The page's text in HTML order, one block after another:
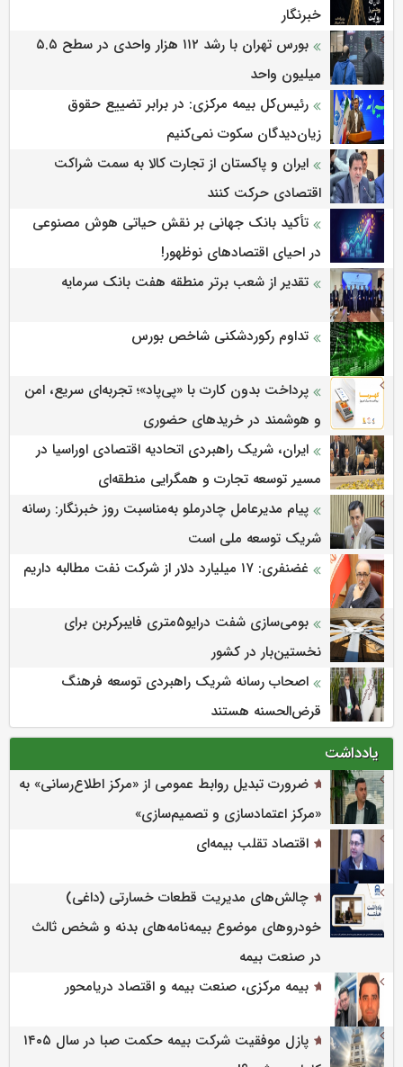
خبرنگار
بورس تهران با رشد ۱۱۲ هزار واحدی در سطح ۵.۵
میلیون واحد
رئیس‌کل بیمه مرکزی: در برابر تضییع حقوق
زیان‌دیدگان سکوت نمی‌کنیم
ایران و پاکستان از تجارت کالا به سمت شراکت
اقتصادی حرکت کنند
تأکید بانک جهانی بر نقش حیاتی هوش مصنوعی
در احیای اقتصادهای نوظهور!
تقدیر از شعب برتر منطقه هفت بانک سرمایه
تداوم رکوردشکنی شاخص بورس
پرداخت بدون کارت با «پی‌پاد»؛ تجربه‌ای سریع، امن
و هوشمند در خریدهای حضوری
ایران، شریک راهبردی اتحادیه اقتصادی اوراسیا در
مسیر توسعه تجارت و همگرایی منطقه‌ای
پیام مدیرعامل چادرملو به‌مناسبت روز خبرنگار: رسانه
شریک توسعه ملی است
غضنفری: ۱۷ میلیارد دلار از شرکت نفت مطالبه داریم
بومی‌سازی شفت درایو۵متری فایبرکربن برای
نخستین‌بار در کشور
اصحاب رسانه شریک راهبردی توسعه فرهنگ
قرض‌الحسنه هستند
یادداشت
ضرورت تبدیل روابط عمومی از «مرکز اطلاع‌رسانی» به
«مرکز اعتمادسازی و تصمیم‌سازی»
اقتصاد تقلب بیمه‌ای
چالش‌های مدیریت قطعات خسارتی (داغی)
خودروهای موضوع بیمه‌نامه‌های بدنه و شخص ثالث
در صنعت بیمه
بیمه مرکزی، صنعت بیمه و اقتصاد دریامحور
پازل موفقیت شرکت بیمه حکمت صبا در سال ۱۴۰۵